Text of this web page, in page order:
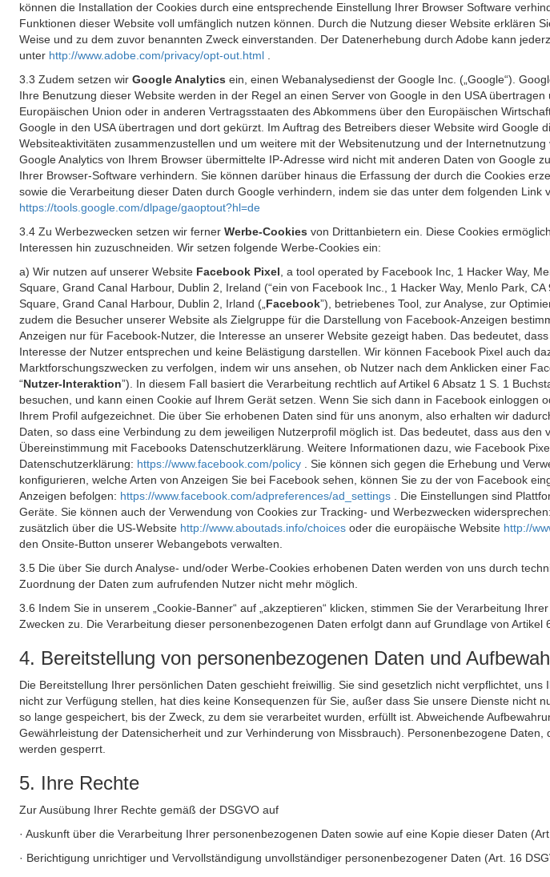
können die Installation der Cookies durch eine entsprechende Einstellung Ihrer Browser Software
Funktionen dieser Website voll umfänglich nutzen können. Durch die Nutzung dieser Website erklären
Weise und zu dem zuvor benannten Zweck einverstanden. Der Datenerhebung durch Adobe kann
unter http://www.adobe.com/privacy/opt-out.html
3.3 Zudem setzen wir Google Analytics ein, einen Webanalysedienst der Google Inc. („Google“).
Ihre Benutzung dieser Website werden in der Regel an einen Server von Google in den USA
Europäischen Union oder in anderen Vertragsstaaten des Abkommens über den Europäischen
Google in den USA übertragen und dort gekürzt. Im Auftrag des Betreibers dieser Website wird
Websiteaktivitäten zusammenzustellen und um weitere mit der Websitenutzung und der
Google Analytics von Ihrem Browser übermittelte IP-Adresse wird nicht mit anderen Daten von
Ihrer Browser-Software verhindern. Sie können darüber hinaus die Erfassung der durch die Cookies
sowie die Verarbeitung dieser Daten durch Google verhindern, indem sie das unter dem folgenden
https://tools.google.com/dlpage/gaoptout?hl=de
3.4 Zu Werbezwecken setzen wir ferner Werbe-Cookies von Drittanbietern ein. Diese Cookies
Interessen hin zuzuschneiden. Wir setzen folgende Werbe-Cookies ein:
a) Wir nutzen auf unserer Website Facebook Pixel , a tool operated by Facebook Inc, 1 Hacker Way,
Square, Grand Canal Harbour, Dublin 2, Ireland (“ein von Facebook Inc., 1 Hacker Way, Menlo Park,
Square, Grand Canal Harbour, Dublin 2, Irland („ Facebook”), betriebenes Tool, zur Analyse, zur
zudem die Besucher unserer Website als Zielgruppe für die Darstellung von Facebook-Anzeigen
Anzeigen nur für Facebook-Nutzer, die Interesse an unserer Website gezeigt haben. Das bedeutet,
Interesse der Nutzer entsprechen und keine Belästigung darstellen. Wir können Facebook Pixel auch
Marktforschungszwecken zu verfolgen, indem wir uns ansehen, ob Nutzer nach dem Anklicken einer
“Nutzer-Interaktion”). In diesem Fall basiert die Verarbeitung rechtlich auf Artikel 6 Absatz 1 S. 1
besuchen, und kann einen Cookie auf Ihrem Gerät setzen. Wenn Sie sich dann in Facebook
Ihrem Profil aufgezeichnet. Die über Sie erhobenen Daten sind für uns anonym, also erhalten wir
Daten, so dass eine Verbindung zu dem jeweiligen Nutzerprofil möglich ist. Das bedeutet, dass aus
Übereinstimmung mit Facebooks Datenschutzerklärung. Weitere Informationen dazu, wie Facebook
Datenschutzerklärung: https://www.facebook.com/policy
. Sie können sich gegen die Erhebung und
konfigurieren, welche Arten von Anzeigen Sie bei Facebook sehen, können Sie zu der von Facebook
Anzeigen befolgen: https://www.facebook.com/adpreferences/ad_settings
. Die Einstellungen sind
Geräte. Sie können auch der Verwendung von Cookies zur Tracking- und Werbezwecken
zusätzlich über die US-Website http://www.aboutads.info/choices oder die europäische Website http://
den Onsite-Button unserer Webangebots verwalten.
3.5 Die über Sie durch Analyse- und/oder Werbe-Cookies erhobenen Daten werden von uns durch
Zuordnung der Daten zum aufrufenden Nutzer nicht mehr möglich.
3.6 Indem Sie in unserem „Cookie-Banner“ auf „akzeptieren“ klicken, stimmen Sie der Verarbeitung
Zwecken zu. Die Verarbeitung dieser personenbezogenen Daten erfolgt dann auf Grundlage von Artikel
4. Bereitstellung von personenbezogenen Daten und
Die Bereitstellung Ihrer persönlichen Daten geschieht freiwillig. Sie sind gesetzlich nicht verpflichtet,
nicht zur Verfügung stellen, hat dies keine Konsequenzen für Sie, außer dass Sie unsere Dienste
so lange gespeichert, bis der Zweck, zu dem sie verarbeitet wurden, erfüllt ist. Abweichende
Gewährleistung der Datensicherheit und zur Verhinderung von Missbrauch). Personenbezogene
werden gesperrt.
5. Ihre Rechte
Zur Ausübung Ihrer Rechte gemäß der DSGVO auf
· Auskunft über die Verarbeitung Ihrer personenbezogenen Daten sowie auf eine Kopie dieser Daten
· Berichtigung unrichtiger und Vervollständigung unvollständiger personenbezogener Daten (Art. 16